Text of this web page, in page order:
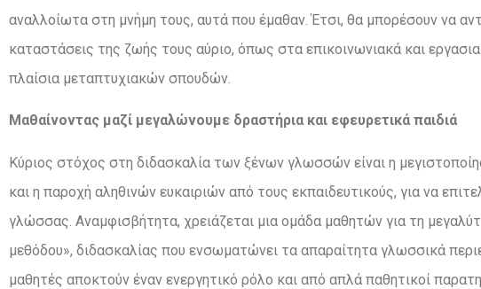
αναλλοίωτα στη μνήμη τους, αυτά που έμαθαν. Έτσι, θα μπορέσουν να
καταστάσεις της ζωής τους αύριο, όπως στα επικοινωνιακά και
πλαίσια μεταπτυχιακών σπουδών.
Μαθαίνοντας μαζί μεγαλώνουμε δραστήρια και εφευρετικά παιδιά
Κύριος στόχος στη διδασκαλία των ξένων γλωσσών είναι η
και η παροχή αληθινών ευκαιριών από τους εκπαιδευτικούς, για να
γλώσσας. Αναμφισβήτητα, χρειάζεται μια ομάδα μαθητών για τη
μεθόδου», διδασκαλίας που ενσωματώνει τα απαραίτητα γλωσσικά
μαθητές αποκτούν έναν ενεργητικό ρόλο και από απλά παθητικοί